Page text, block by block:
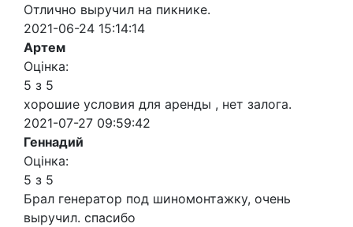
Отлично выручил на пикнике.
2021-06-24 15:14:14
Артем
Оцінка:
5 з 5
хорошие условия для аренды , нет залога.
2021-07-27 09:59:42
Геннадий
Оцінка:
5 з 5
Брал генератор под шиномонтажку, очень
выручил. спасибо